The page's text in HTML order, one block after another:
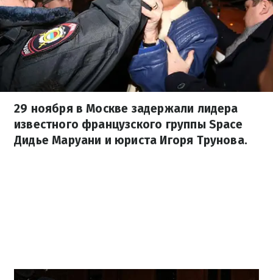
29 ноября в Москве задержали лидера
известного французского группы Space
Дидье Маруани и юриста Игоря Трунова.